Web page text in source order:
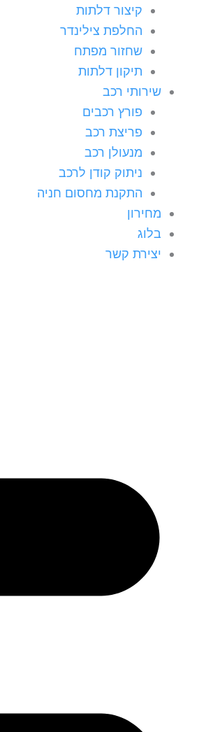
קיצור דלתות
החלפת צילינדר
שחזור מפתח
תיקון דלתות
שירותי רכב
פורץ רכבים
פריצת רכב
מנעולן רכב
ניתוק קודן לרכב
התקנת מחסום חניה
מחירון
בלוג
יצירת קשר